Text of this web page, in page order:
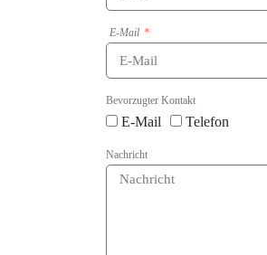
E-Mail
Bevorzugter Kontakt
E-Mail Telefon
Nachricht